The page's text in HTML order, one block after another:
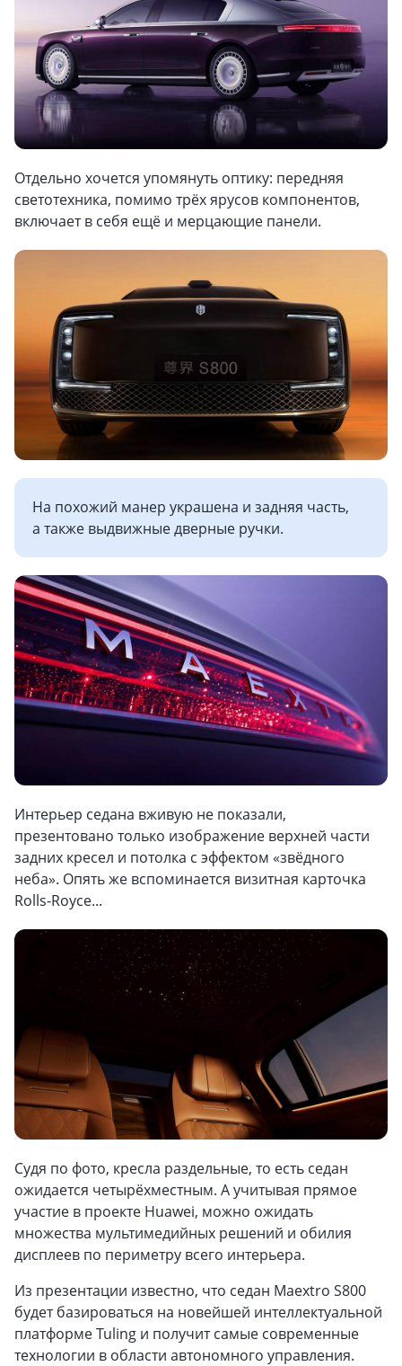
Отдельно хочется упомянуть оптику: передняя
светотехника, помимо трёх ярусов компонентов,
включает в себя ещё и мерцающие панели.
На похожий манер украшена и задняя часть,
а также выдвижные дверные ручки.
Интерьер седана вживую не показали,
презентовано только изображение верхней части
задних кресел и потолка с эффектом «звёдного
неба». Опять же вспоминается визитная карточка
Rolls-Royce...
Судя по фото, кресла раздельные, то есть седан
ожидается четырёхместным. А учитывая прямое
участие в проекте Huawei, можно ожидать
множества мультимедийных решений и обилия
дисплеев по периметру всего интерьера.
Из презентации известно, что седан Maextro S800
будет базироваться на новейшей интеллектуальной
платформе Tuling и получит самые современные
технологии в области автономного управления.